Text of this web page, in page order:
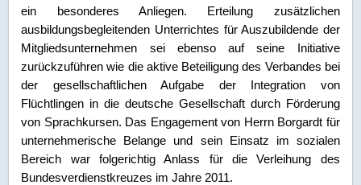
ein besonderes Anliegen. Erteilung zusätzlichen
ausbildungsbegleitenden Unterrichtes für Auszubildende der
Mitgliedsunternehmen sei ebenso auf seine Initiative
zurückzuführen wie die aktive Beteiligung des Verbandes bei
der gesellschaftlichen Aufgabe der Integration von
Flüchtlingen in die deutsche Gesellschaft durch Förderung
von Sprachkursen. Das Engagement von Herrn Borgardt für
unternehmerische Belange und sein Einsatz im sozialen
Bereich war folgerichtig Anlass für die Verleihung des
Bundesverdienstkreuzes im Jahre 2011.